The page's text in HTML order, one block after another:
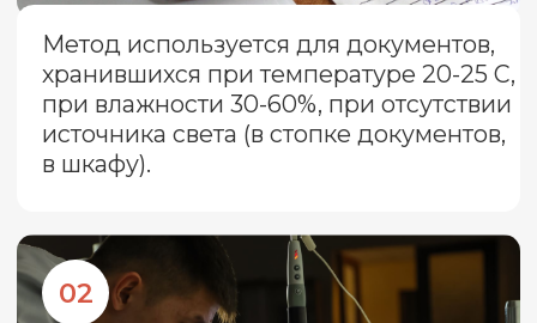
Именно из-за длительности процедуры,
ее высокой стоимости, необходимо
оценивать целесообразность
проведения данной процедуры.
Длительность экспертиза давности в
среднем составляет от 30 дней и до
шести месяцев, без учета времени на